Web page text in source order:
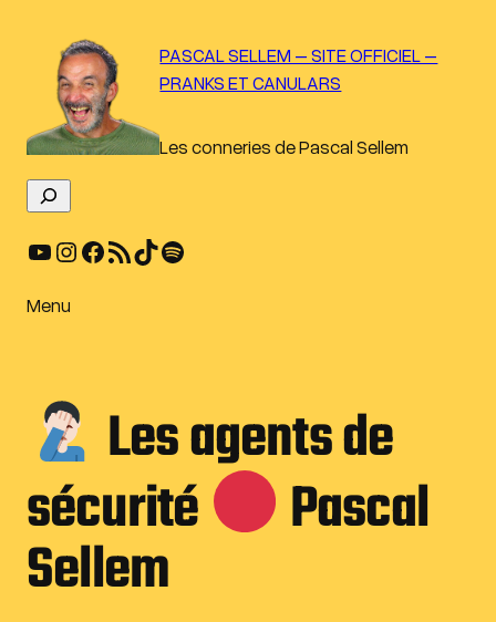
contenu
PASCAL SELLEM – SITE OFFICIEL –
PRANKS ET CANULARS
Les conneries de Pascal Sellem
e
c
e
YouTube Instagram Facebook Flux RSS TikTok Spotify
Menu
Les agents de
sécurité Pascal
Sellem